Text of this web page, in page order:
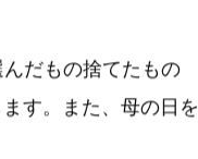
だもの捨てたもの
す。また、母の日を